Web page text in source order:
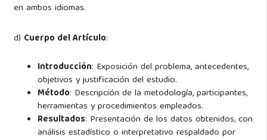
en ambos idiomas.
d) Cuerpo del Artículo:
Introducción: Exposición del problema, antecedentes,
objetivos y justificación del estudio.
Método: Descripción de la metodología, participantes,
herramientas y procedimientos empleados.
Resultados: Presentación de los datos obtenidos, con
análisis estadístico o interpretativo respaldado por